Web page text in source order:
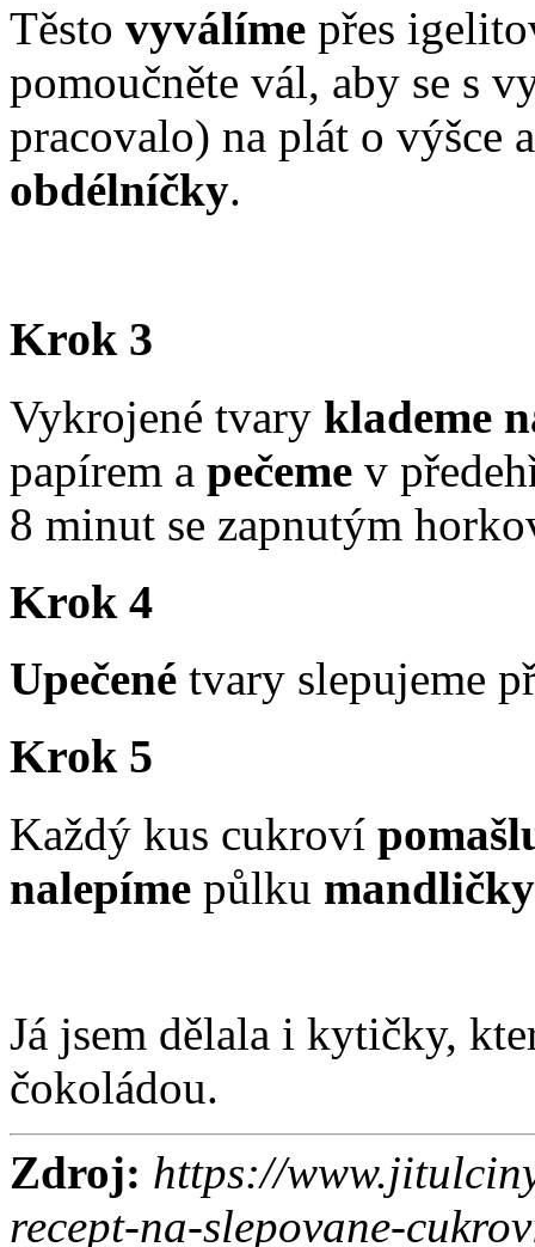
Těsto vyválíme přes
pomoučněte vál, aby se s
pracovalo) na plát o výšce
obdélníčky.
Krok 3
Vykrojené tvary klademe
papírem a pečeme v
8 minut se zapnutým
Krok 4
Upečené tvary slepujeme
Krok 5
Každý kus cukroví
nalepíme půlku mandličky
Já jsem dělala i kytičky,
čokoládou.
Zdroj: https://
recept-na-slepovane-